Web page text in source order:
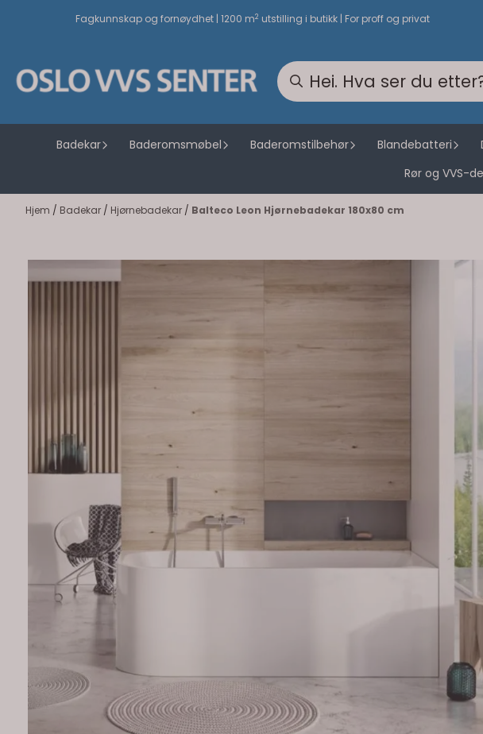
Hopp til innholdFagkunnskap og fornøydhet | 1200 m2 utstilling i butikk | For proff og privat
Badekar Baderomsmøbel Baderomstilbehør Blandebatteri
Rør og VVS-
Hjem / Badekar / Hjørnebadekar / Balteco Leon Hjørnebadekar 180x80 cm